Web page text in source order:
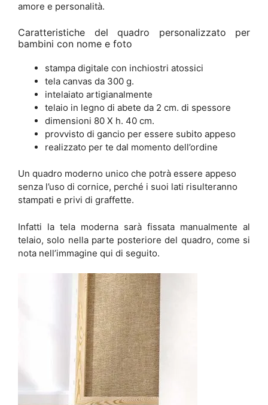
amore e personalità.
Caratteristiche del quadro personalizzato per
bambini con nome e foto
stampa digitale con inchiostri atossici
tela canvas da 300 g.
intelaiato artigianalmente
telaio in legno di abete da 2 cm. di spessore
dimensioni 80 X h. 40 cm.
provvisto di gancio per essere subito appeso
realizzato per te dal momento dell’ordine
Un quadro moderno unico che potrà essere appeso
senza l’uso di cornice, perché i suoi lati risulteranno
stampati e privi di graffette.
Infatti la tela moderna sarà fissata manualmente al
telaio, solo nella parte posteriore del quadro, come si
nota nell’immagine qui di seguito.